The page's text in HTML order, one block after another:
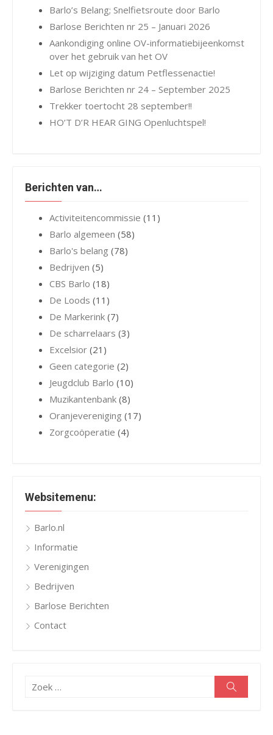
Barlo’s Belang; Snelfietsroute door Barlo
Barlose Berichten nr 25 – Januari 2026
Aankondiging online OV-informatiebijeenkomst
over het gebruik van het OV
Let op wijziging datum Petflessenactie!
Barlose Berichten nr 24 – September 2025
Trekker toertocht 28 september!!
HO’T D’R HEAR GING Openluchtspel!
Berichten van…
Activiteitencommissie (11)
Barlo algemeen (58)
Barlo's belang (78)
Bedrijven (5)
CBS Barlo (18)
De Loods (11)
De Markerink (7)
De scharrelaars (3)
Excelsior (21)
Geen categorie (2)
Jeugdclub Barlo (10)
Muzikantenbank (8)
Oranjevereniging (17)
Zorgcoöperatie (4)
Websitemenu:
Barlo.nl
Informatie
Verenigingen
Bedrijven
Barlose Berichten
Contact
Zoeken